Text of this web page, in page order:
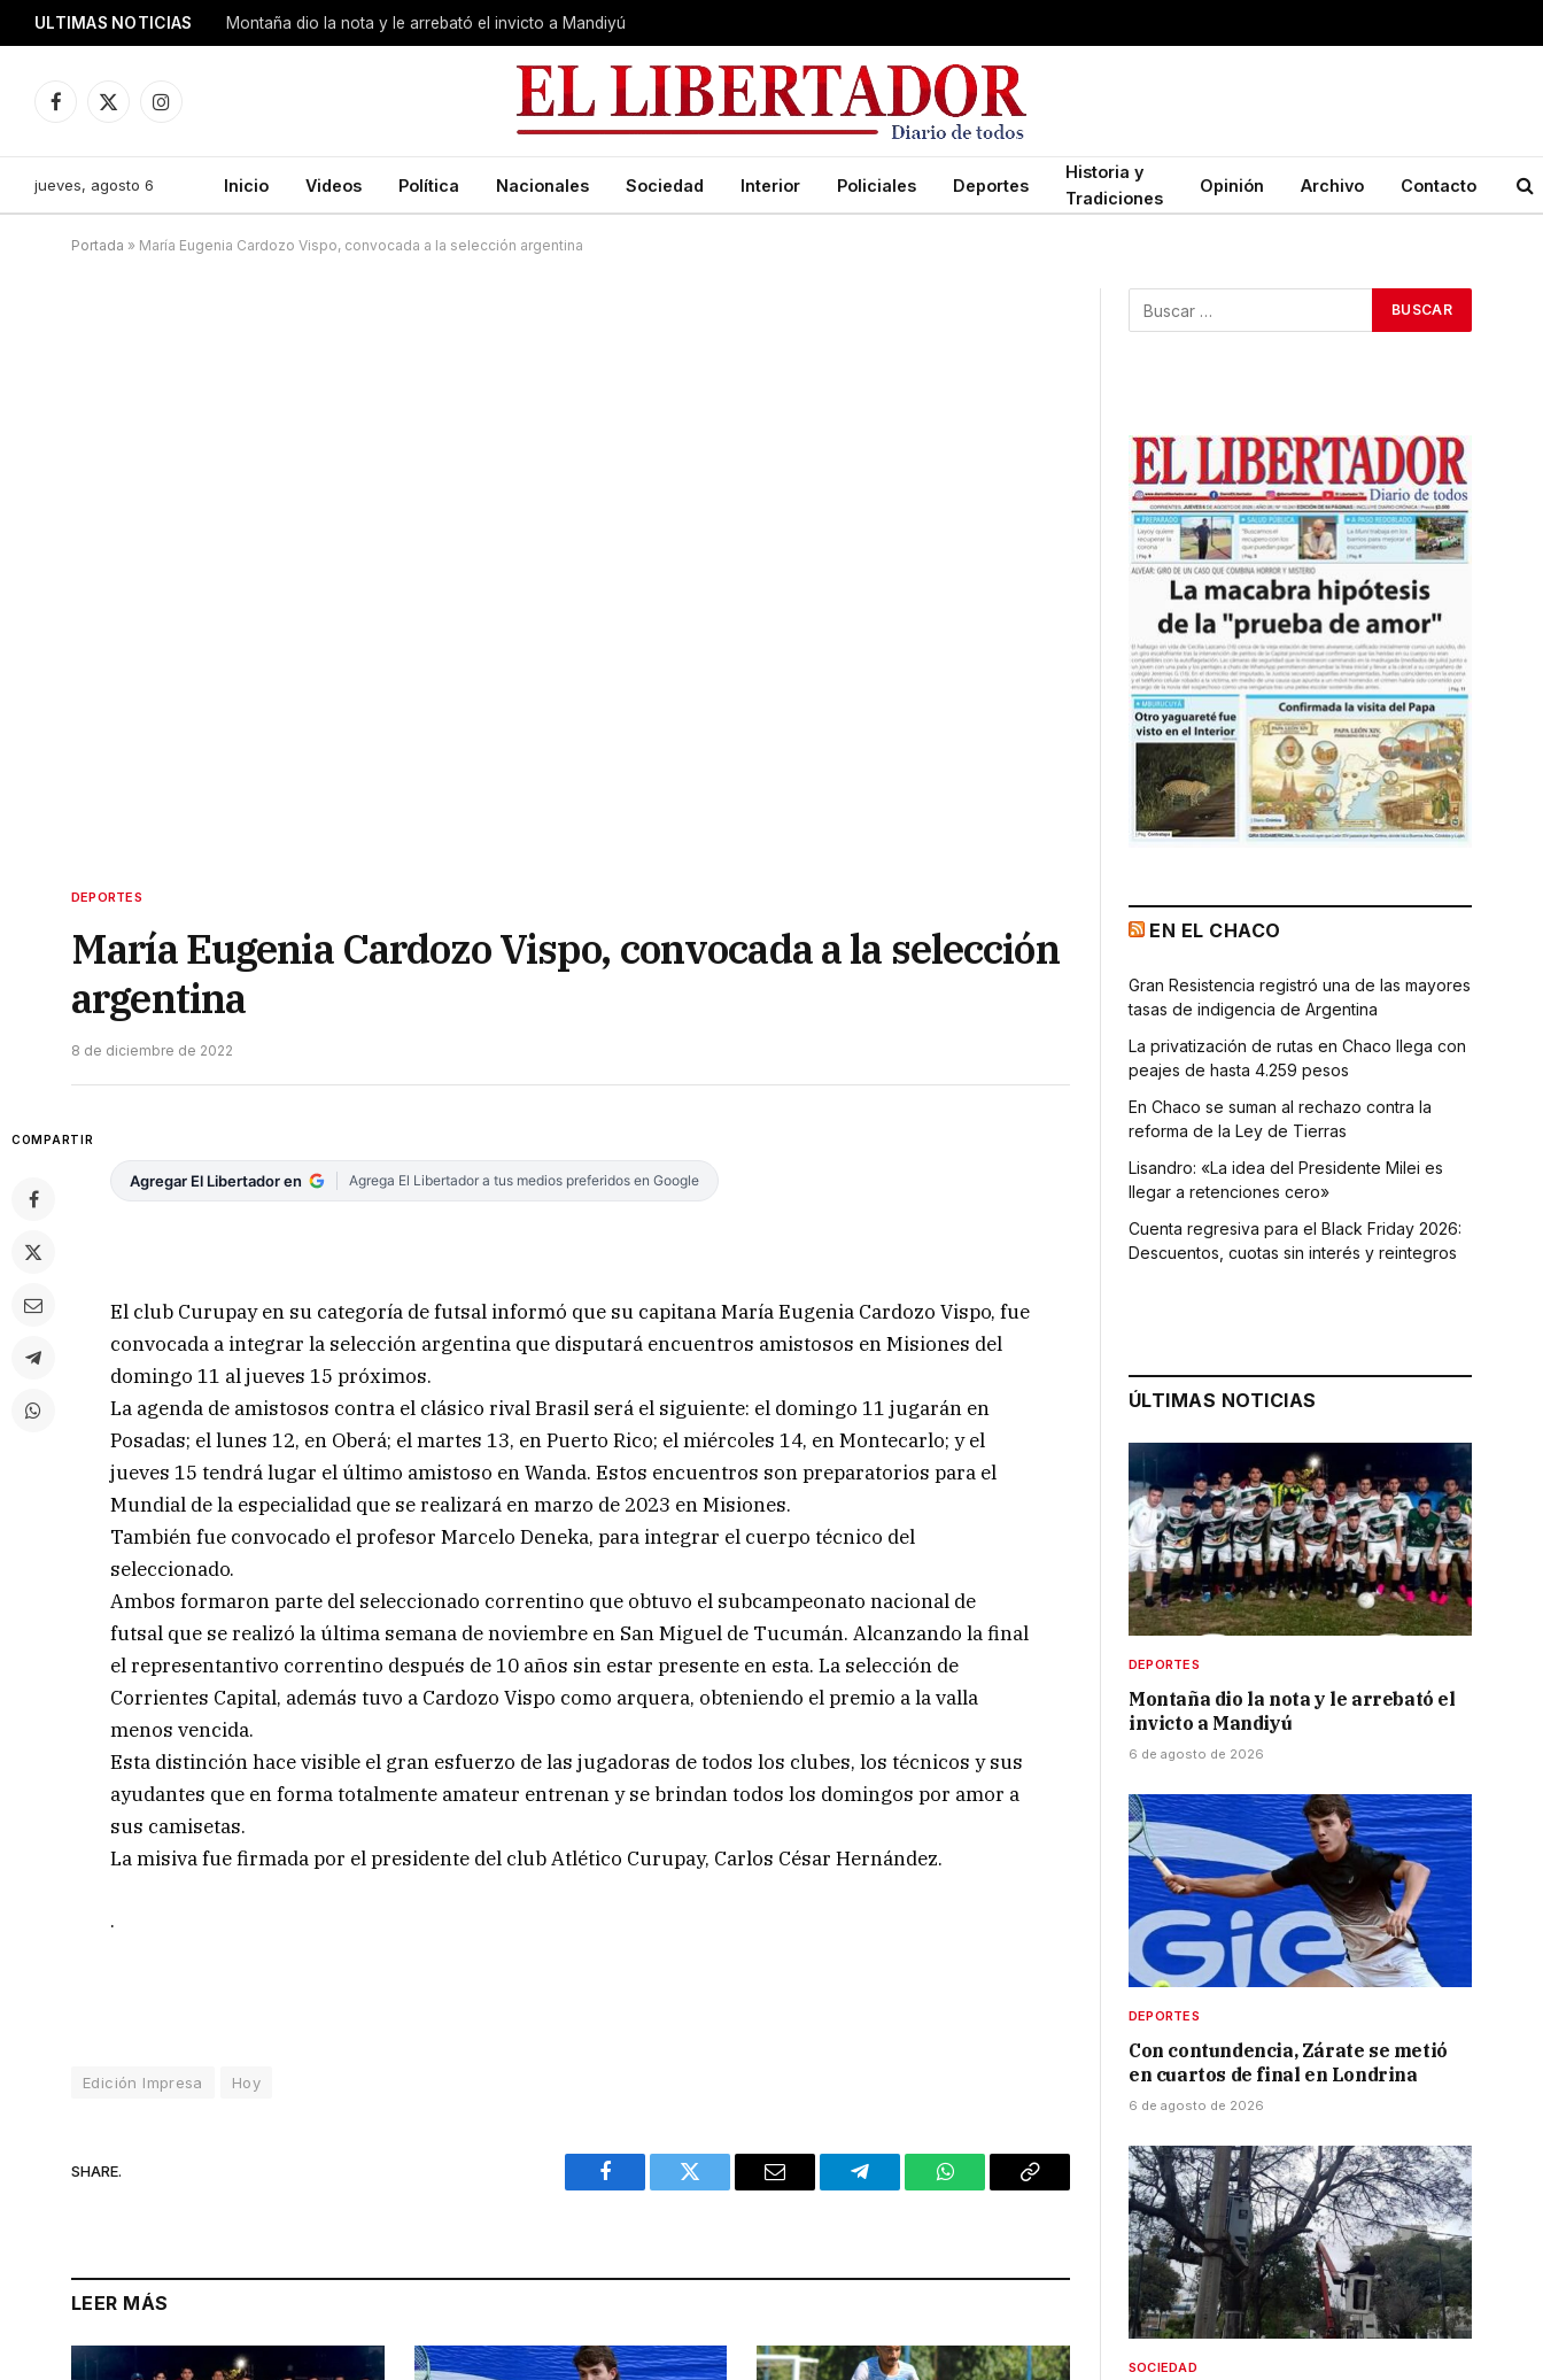
ULTIMAS NOTICIAS Montaña dio la nota y le arrebató el invicto a Mandiyú
Facebook
X
Instagram
jueves, agosto 6 Inicio Videos Política Nacionales Sociedad Interior Policiales Deportes
Historia y
Tradiciones
Opinión Archivo Contacto
Portada » María Eugenia Cardozo Vispo, convocada a la selección argentina
DEPORTES
María Eugenia Cardozo Vispo, convocada a la selección
argentina
8 de diciembre de 2022
COMPARTIR
Agregar El Libertador en Agrega El Libertador a tus medios preferidos en Google
El club Curupay en su categoría de futsal informó que su capitana María Eugenia Cardozo Vispo, fue
convocada a integrar la selección argentina que disputará encuentros amistosos en Misiones del
domingo 11 al jueves 15 próximos.
La agenda de amistosos contra el clásico rival Brasil será el siguiente: el domingo 11 jugarán en
Posadas; el lunes 12, en Oberá; el martes 13, en Puerto Rico; el miércoles 14, en Montecarlo; y el
jueves 15 tendrá lugar el último amistoso en Wanda. Estos encuentros son preparatorios para el
Mundial de la especialidad que se realizará en marzo de 2023 en Misiones.
También fue convocado el profesor Marcelo Deneka, para integrar el cuerpo técnico del
seleccionado.
Ambos formaron parte del seleccionado correntino que obtuvo el subcampeonato nacional de
futsal que se realizó la última semana de noviembre en San Miguel de Tucumán. Alcanzando la final
el representantivo correntino después de 10 años sin estar presente en esta. La selección de
Corrientes Capital, además tuvo a Cardozo Vispo como arquera, obteniendo el premio a la valla
menos vencida.
Esta distinción hace visible el gran esfuerzo de las jugadoras de todos los clubes, los técnicos y sus
ayudantes que en forma totalmente amateur entrenan y se brindan todos los domingos por amor a
sus camisetas.
La misiva fue firmada por el presidente del club Atlético Curupay, Carlos César Hernández.
.
Edición Impresa Hoy
SHARE.
Facebook Twitter Email Telegram WhatsAppCopy
LEER MÁS
EN EL CHACO
Gran Resistencia registró una de las mayores
tasas de indigencia de Argentina
La privatización de rutas en Chaco llega con
peajes de hasta 4.259 pesos
En Chaco se suman al rechazo contra la
reforma de la Ley de Tierras
Lisandro: «La idea del Presidente Milei es
llegar a retenciones cero»
Cuenta regresiva para el Black Friday 2026:
Descuentos, cuotas sin interés y reintegros
ÚLTIMAS NOTICIAS
DEPORTES
Montaña dio la nota y le arrebató el
invicto a Mandiyú
6 de agosto de 2026
DEPORTES
Con contundencia, Zárate se metió
en cuartos de final en Londrina
6 de agosto de 2026
SOCIEDAD